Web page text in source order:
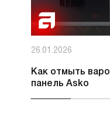
26.01.2026
Как отмыть
панель Asko